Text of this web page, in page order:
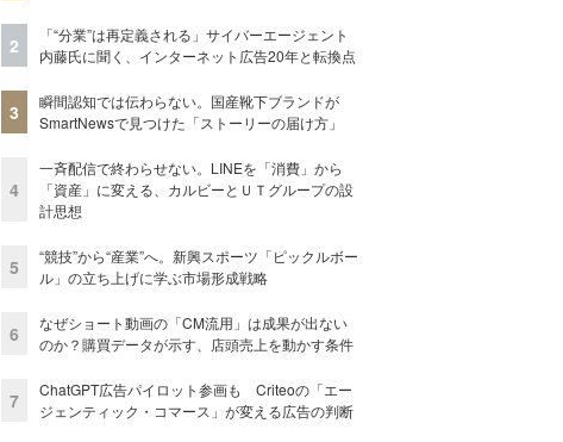
2
「“分業”は再定義される」サイバーエージェント
内藤氏に聞く、インターネット広告20年と転換点
3
瞬間認知では伝わらない。国産靴下ブランドが
SmartNewsで見つけた「ストーリーの届け方」
4
一斉配信で終わらせない。LINEを「消費」から
「資産」に変える、カルビーとＵＴグループの設
計思想
5
“競技”から“産業”へ。新興スポーツ「ピックルボー
ル」の立ち上げに学ぶ市場形成戦略
6
なぜショート動画の「CM流用」は成果が出ない
のか？購買データが示す、店頭売上を動かす条件
7
ChatGPT広告パイロット参画も Criteoの「エー
ジェンティック・コマース」が変える広告の判断